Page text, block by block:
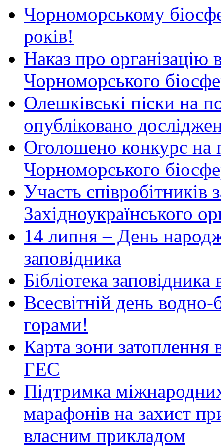
Чорноморському
років!
Наказ про організацію
Чорноморського
Олешківські піски на
опубліковано
Оголошено конкурс на
Чорноморського
Участь співробітників
Західноукраїнського
14 липня – День
заповідника
Бібліотека
Всесвітній день
горами!
Карта зони затоплення
ГЕС
Підтримка
марафонів на захист
власним прикладом